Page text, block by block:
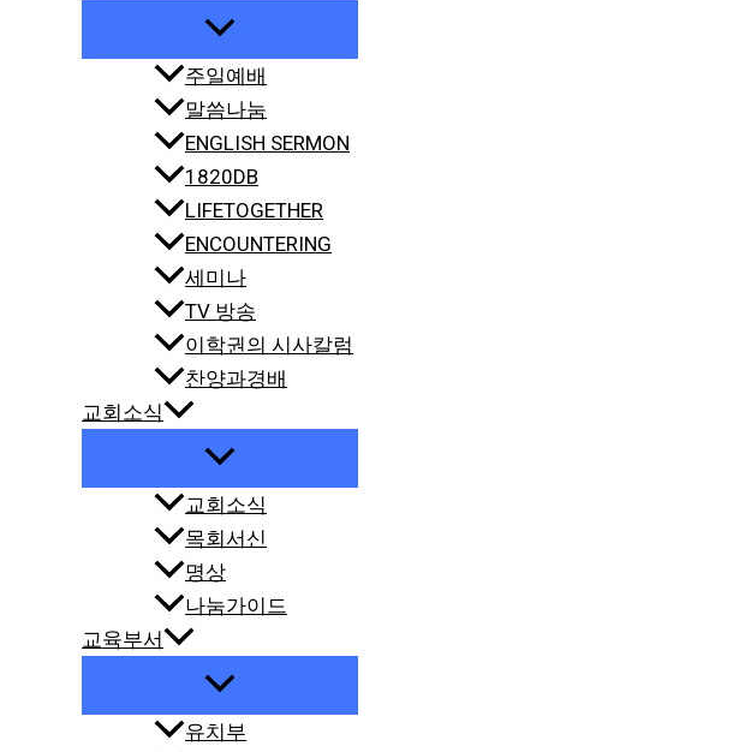
주일예배
말씀나눔
ENGLISH SERMON
1820DB
LIFETOGETHER
ENCOUNTERING
세미나
TV 방송
이학권의 시사칼럼
찬양과경배
교회소식
교회소식
목회서신
명상
나눔가이드
교육부서
유치부